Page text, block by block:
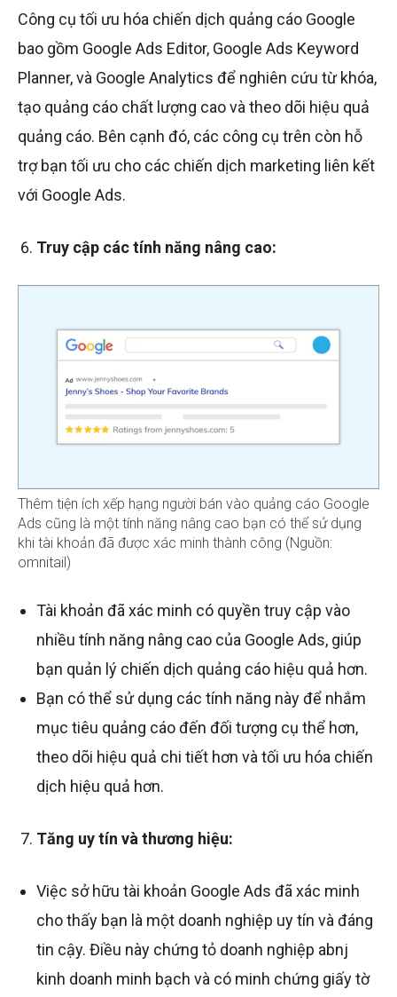
Công cụ tối ưu hóa chiến dịch quảng cáo Google
bao gồm Google Ads Editor, Google Ads Keyword
Planner, và Google Analytics để nghiên cứu từ khóa,
tạo quảng cáo chất lượng cao và theo dõi hiệu quả
quảng cáo. Bên cạnh đó, các công cụ trên còn hỗ
trợ bạn tối ưu cho các chiến dịch marketing liên kết
với Google Ads.
Truy cập các tính năng nâng cao:
Thêm tiện ích xếp hạng người bán vào quảng cáo Google
Ads cũng là một tính năng nâng cao bạn có thể sử dụng
khi tài khoản đã được xác minh thành công (Nguồn:
omnitail)
Tài khoản đã xác minh có quyền truy cập vào
nhiều tính năng nâng cao của Google Ads, giúp
bạn quản lý chiến dịch quảng cáo hiệu quả hơn.
Bạn có thể sử dụng các tính năng này để nhắm
mục tiêu quảng cáo đến đối tượng cụ thể hơn,
theo dõi hiệu quả chi tiết hơn và tối ưu hóa chiến
dịch hiệu quả hơn.
Tăng uy tín và thương hiệu:
Việc sở hữu tài khoản Google Ads đã xác minh
cho thấy bạn là một doanh nghiệp uy tín và đáng
tin cậy. Điều này chứng tỏ doanh nghiệp abnj
kinh doanh minh bạch và có minh chứng giấy tờ